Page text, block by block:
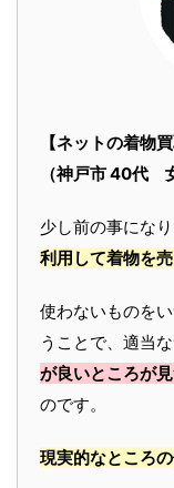
【ネットの着物
（神戸市 40代
少し前の事になり
利用して着物を売
使わないものを
うことで、適当
が良いところが
のです。
現実的なところ